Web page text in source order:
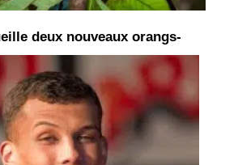
deux nouveaux orangs-